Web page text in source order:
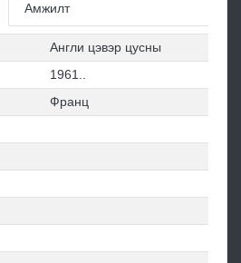
Амжилт
Англи цэвэр цусны
1961..
Франц